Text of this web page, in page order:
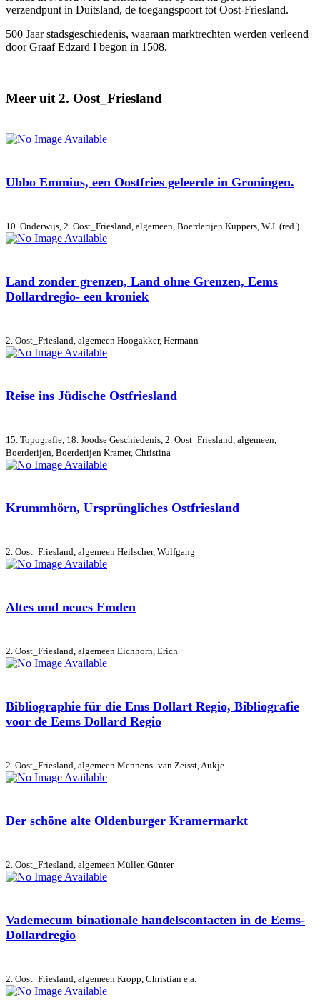
verzendpunt in Duitsland, de toegangspoort tot Oost-Friesland.
500 Jaar stadsgeschiedenis, waaraan marktrechten werden verleend
door Graaf Edzard I begon in 1508.
Meer uit 2. Oost_Friesland
Ubbo Emmius, een Oostfries geleerde in Groningen.
10. Onderwijs, 2. Oost_Friesland, algemeen, Boerderijen Kuppers, W.J. (red.)
Land zonder grenzen, Land ohne Grenzen, Eems
Dollardregio- een kroniek
2. Oost_Friesland, algemeen Hoogakker, Hermann
Reise ins Jüdische Ostfriesland
15. Topografie, 18. Joodse Geschiedenis, 2. Oost_Friesland, algemeen,
Boerderijen, Boerderijen Kramer, Christina
Krummhörn, Ursprüngliches Ostfriesland
2. Oost_Friesland, algemeen Heilscher, Wolfgang
Altes und neues Emden
2. Oost_Friesland, algemeen Eichhorn, Erich
Bibliographie für die Ems Dollart Regio, Bibliografie
voor de Eems Dollard Regio
2. Oost_Friesland, algemeen Mennens- van Zeisst, Aukje
Der schöne alte Oldenburger Kramermarkt
2. Oost_Friesland, algemeen Müller, Günter
Vademecum binationale handelscontacten in de Eems-
Dollardregio
2. Oost_Friesland, algemeen Kropp, Christian e.a.